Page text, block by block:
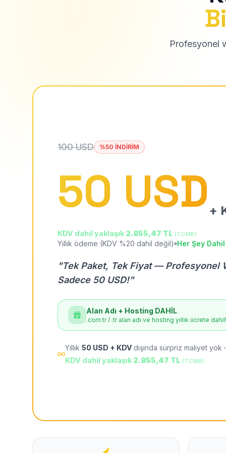
Profesyonel
100 USD %50 İNDİRİM
50 USD +
KDV dahil yaklaşık 2.855,47 TL (TCMB)
Yıllık ödeme (KDV %20 dahil değil) Her Şey Dahil
"Tek Paket, Tek Fiyat — Profesyonel
Sadece 50 USD!"
Alan Adı + Hosting DAHİL
.com.tr / .tr alan adı ve hosting yıllık ücrete dahil!
Yıllık 50 USD + KDV dışında sürpriz maliyet
KDV dahil yaklaşık 2.855,47 TL (TCMB)